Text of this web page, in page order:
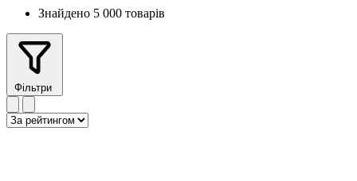
Знайдено 5 000 товарів
Фільтри